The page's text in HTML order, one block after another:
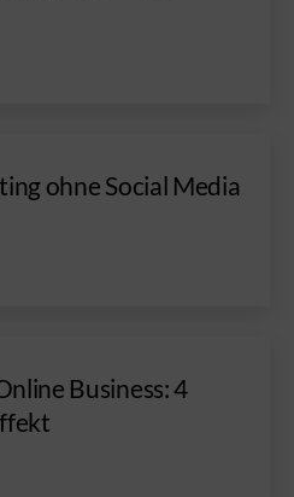
ohne Social Media
Business: 4